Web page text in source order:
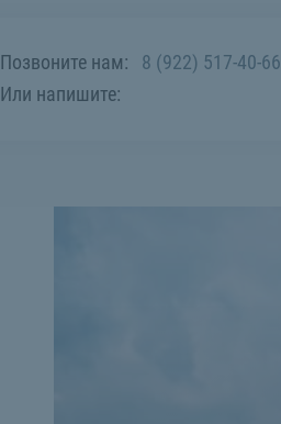
Позвоните нам:
8 (922) 517-40-66
Или напишите: